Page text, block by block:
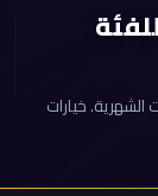
خيارات